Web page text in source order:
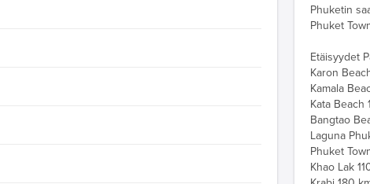
Phuketin
Phuket
Etäisyydet
Karon
Kamala
Kata Beach
Bangtao
Laguna
Phuket
Khao Lak